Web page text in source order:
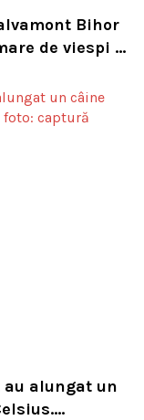
Bihor
de viespi de
alungat un